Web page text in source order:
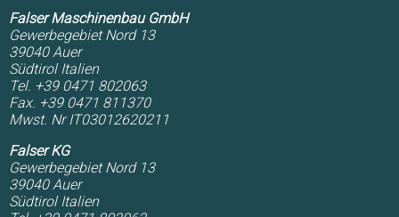
Falser Maschinenbau GmbH
Gewerbegebiet Nord 13
39040 Auer
Südtirol Italien
Tel. +39 0471 802063
Fax. +39 0471 811370
Mwst. Nr IT03012620211
Falser KG
Gewerbegebiet Nord 13
39040 Auer
Südtirol Italien